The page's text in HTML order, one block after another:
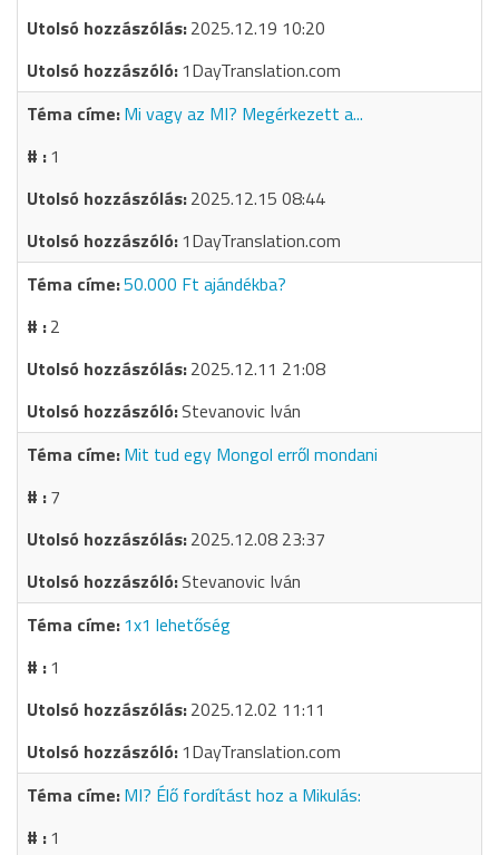
2025.12.19 10:20
1DayTranslation.com
Mi vagy az MI? Megérkezett a...
1
2025.12.15 08:44
1DayTranslation.com
50.000 Ft ajándékba?
2
2025.12.11 21:08
Stevanovic Iván
Mit tud egy Mongol erről mondani
7
2025.12.08 23:37
Stevanovic Iván
1x1 lehetőség
1
2025.12.02 11:11
1DayTranslation.com
MI? Élő fordítást hoz a Mikulás:
1